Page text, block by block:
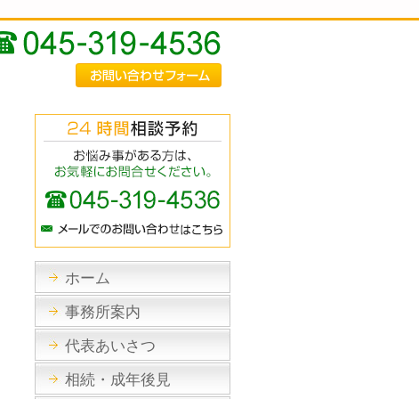
ホーム
事務所案内
代表あいさつ
相続・成年後見